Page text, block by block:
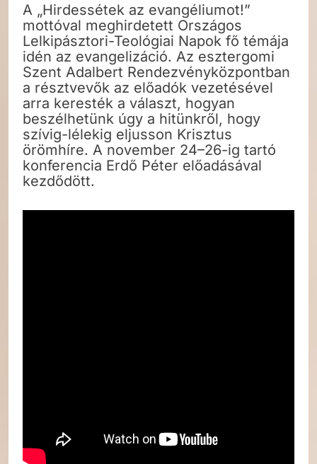
A „Hirdessétek az evangéliumot!”
mottóval meghirdetett Országos
Lelkipásztori-Teológiai Napok fő témája
idén az evangelizáció. Az esztergomi
Szent Adalbert Rendezvényközpontban
a résztvevők az előadók vezetésével
arra keresték a választ, hogyan
beszélhetünk úgy a hitünkről, hogy
szívig-lélekig eljusson Krisztus
örömhíre. A november 24–26-ig tartó
konferencia Erdő Péter előadásával
kezdődött.